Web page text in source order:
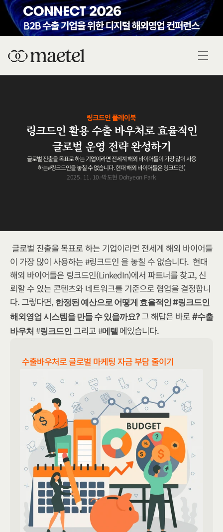
링크드인 플레이북
링크드인 활용 수출 바우처로 효율적인
글로벌 운영 전략 완성하기
글로벌 진출을 목표로 하는 기업이라면 전세계 해외 바이어들이 가장 많이 사용
하는#링크드인을 놓칠 수 없습니다. 현대 해외 바이어들은 링크드인(
2025. 11. 10.박도현 Dohyeon Park
글​로벌 진출을 목표로 하는 기업이라면 전세계 해외 바이어들
이 가장 많이 사용하는 #링크드인 을 놓칠 수 없습니다.  현대
해외 바이어들은 링크드인(LinkedIn)에서 파트너를 찾고, 신
뢰할 수 있는 콘텐츠와 네트워크를 기준으로 협업을 결정합니
다. 그렇다면, 한정된 예산으로 어떻게 효율적인 #링크드인
해외영업 시스템을 만들 수 있을까요? 그 해답은 바로 #수출
바우처 #링크드인 그리고 #메텔 에있습니다.
수출바우처로 글로벌 마케팅 자금 부담 줄이기